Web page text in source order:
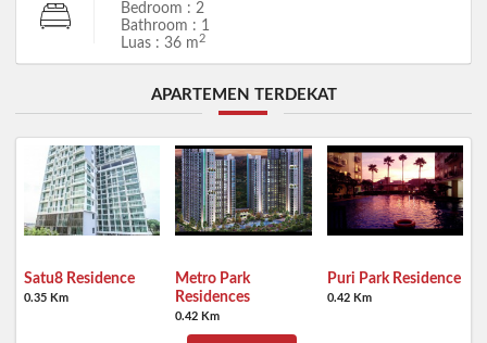
Bedroom : 2
Bathroom : 1
Luas : 36 m2
APARTEMEN TERDEKAT
Satu8 Residence
0.35 Km
Metro Park
Residences
0.42 Km
Puri Park Residence
0.42 Km